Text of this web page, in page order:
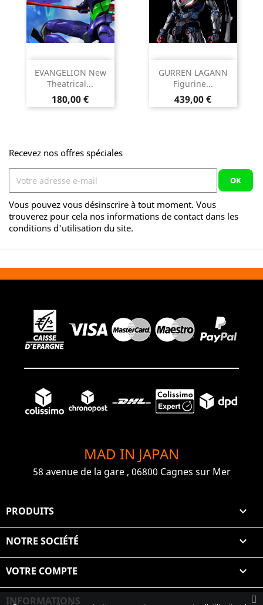
EVANGELION New
Theatrical...
Prix
180,00 €
GURREN LAGANN
Figurine...
Prix
439,00 €
Recevez nos offres spéciales
Vous pouvez vous désinscrire à tout moment. Vous
trouverez pour cela nos informations de contact dans les
conditions d'utilisation du site.
MAD IN JAPAN
58 avenue de la gare , 06800 Cagnes sur Mer
PRODUITS 
NOTRE SOCIÉTÉ 
VOTRE COMPTE 
INFORMATIONS